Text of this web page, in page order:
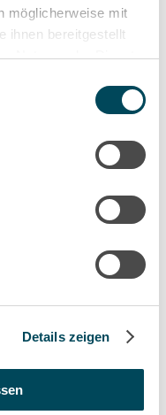
möglicherweise mit
ihnen bereitgestellt
Nutzung der Dienste
Details zeigen